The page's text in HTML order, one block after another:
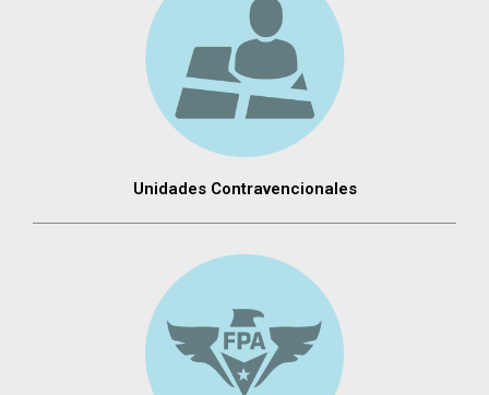
Unidades Contravencionales